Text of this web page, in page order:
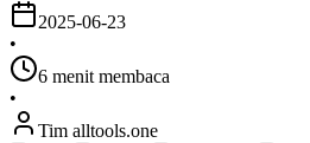
2025-06-23
•
6 menit membaca
•
Tim alltools.one